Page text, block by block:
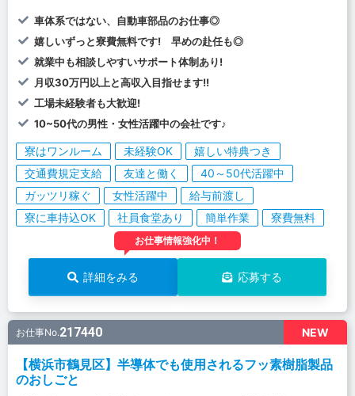
車体系ではない、自動車部品のお仕事◎
嬉しいずっと寮費無料です! 早めの赴任も◎
就業中も相談しやすいサポート体制あり!
月収30万円以上と高収入目指せます!!
工場未経験者も大歓迎!
10~50代の男性・女性活躍中の会社です♪
寮はワンルーム 未経験OK
嬉しい特典つき
交通費規定支給
友達と働く
40～50代活躍中
ガッツリ稼ぐ
女性活躍中
給与前渡し
寮に車持込OK
社員食堂あり 簡単作業 寮費無料
お仕事情報強化中！
詳細をみる 応募する
NEW
お仕事No.217440
【横浜市鶴見区】半導体でも使用されるフッ素樹脂製品
のおしごと